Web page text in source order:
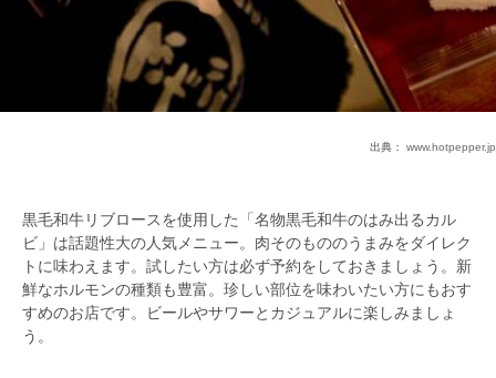
出典： www.hotpepper.jp
黒毛和牛リブロースを使用した「名物黒毛和牛のはみ出るカル
ビ」は話題性大の人気メニュー。肉そのもののうまみをダイレク
トに味わえます。試したい方は必ず予約をしておきましょう。新
鮮なホルモンの種類も豊富。珍しい部位を味わいたい方にもおす
すめのお店です。ビールやサワーとカジュアルに楽しみましょ
う。